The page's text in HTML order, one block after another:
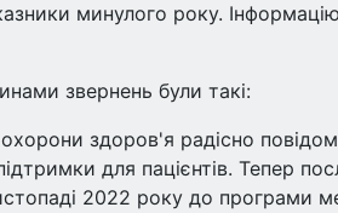
минулого року.
звернень були такі:
охорони здоров'я радісно
для пацієнтів. Тепер
2022 року до програми